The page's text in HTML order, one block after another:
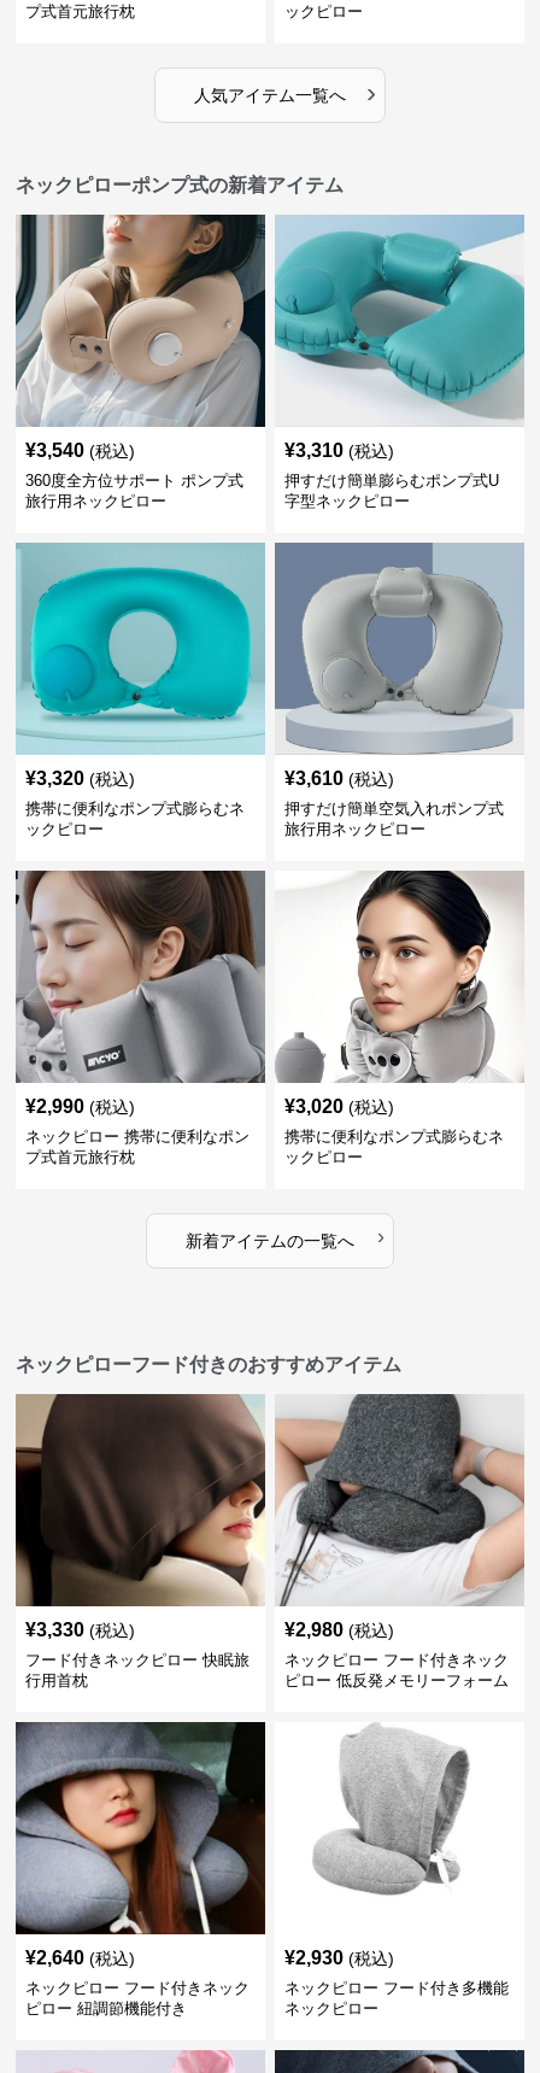
プ式首元旅行枕 ックピロー
人気アイテム一覧へ ›
ネックピローポンプ式の新着アイテム
¥3,540 (税込)
360度全方位サポート ポンプ式
旅行用ネックピロー
¥3,310 (税込)
押すだけ簡単膨らむポンプ式U
字型ネックピロー
¥3,320 (税込)
携帯に便利なポンプ式膨らむネ
ックピロー
¥3,610 (税込)
押すだけ簡単空気入れポンプ式
旅行用ネックピロー
¥2,990 (税込)
ネックピロー 携帯に便利なポン
プ式首元旅行枕
¥3,020 (税込)
携帯に便利なポンプ式膨らむネ
ックピロー
新着アイテムの一覧へ ›
ネックピローフード付きのおすすめアイテム
¥3,330 (税込)
フード付きネックピロー 快眠旅
行用首枕
¥2,980 (税込)
ネックピロー フード付きネック
ピロー 低反発メモリーフォーム
¥2,640 (税込)
ネックピロー フード付きネック
ピロー 紐調節機能付き
¥2,930 (税込)
ネックピロー フード付き多機能
ネックピロー